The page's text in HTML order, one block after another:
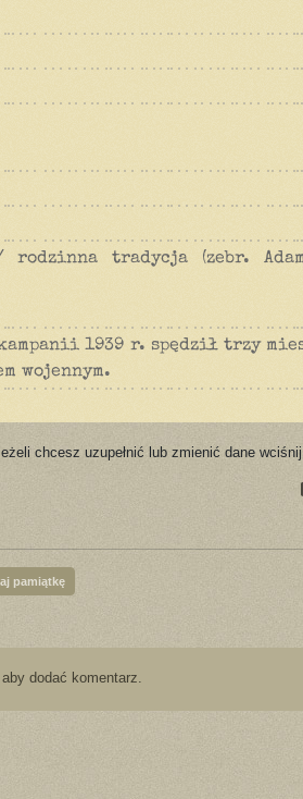
rodzinna tradycja (zebr.
1939 r. spędził trzy
wojennym.
chcesz uzupełnić lub zmienić dane wciśnij
pamiątkę
aby dodać komentarz.